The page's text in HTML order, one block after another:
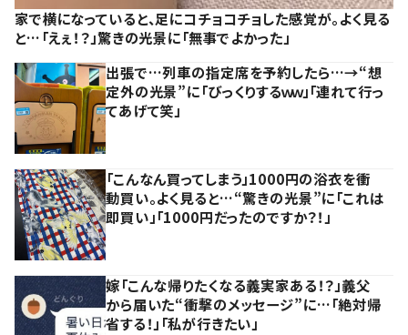
家で横になっていると、足にコチョコチョした感覚が。よく見る
と…「えぇ！？」驚きの光景に「無事でよかった」
出張で…列車の指定席を予約したら…→“想
定外の光景”に「びっくりするｗｗ」「連れて行っ
てあげて笑」
「こんなん買ってしまう」1000円の浴衣を衝
動買い。よく見ると…“驚きの光景”に「これは
即買い」「1000円だったのですか？！」
嫁「こんな帰りたくなる義実家ある！？」義父
から届いた“衝撃のメッセージ”に…「絶対帰
省する！」「私が行きたい」